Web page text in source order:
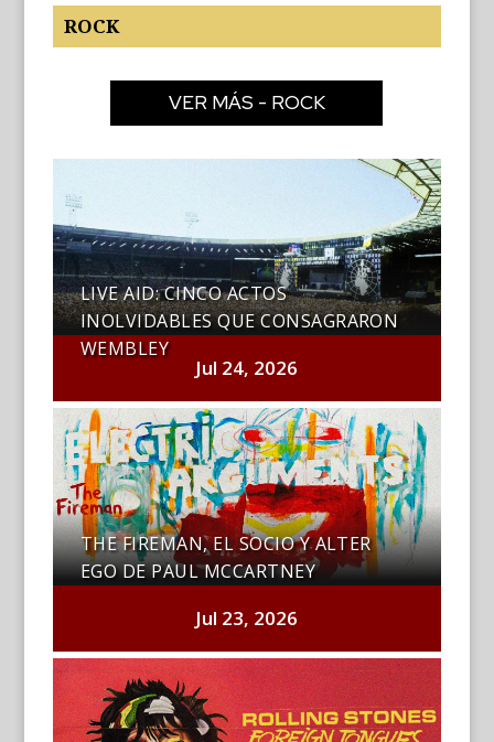
ROCK
VER MÁS - ROCK
LIVE AID: CINCO ACTOS
INOLVIDABLES QUE CONSAGRARON
WEMBLEY
Jul 24, 2026
THE FIREMAN, EL SOCIO Y ALTER
EGO DE PAUL MCCARTNEY
Jul 23, 2026